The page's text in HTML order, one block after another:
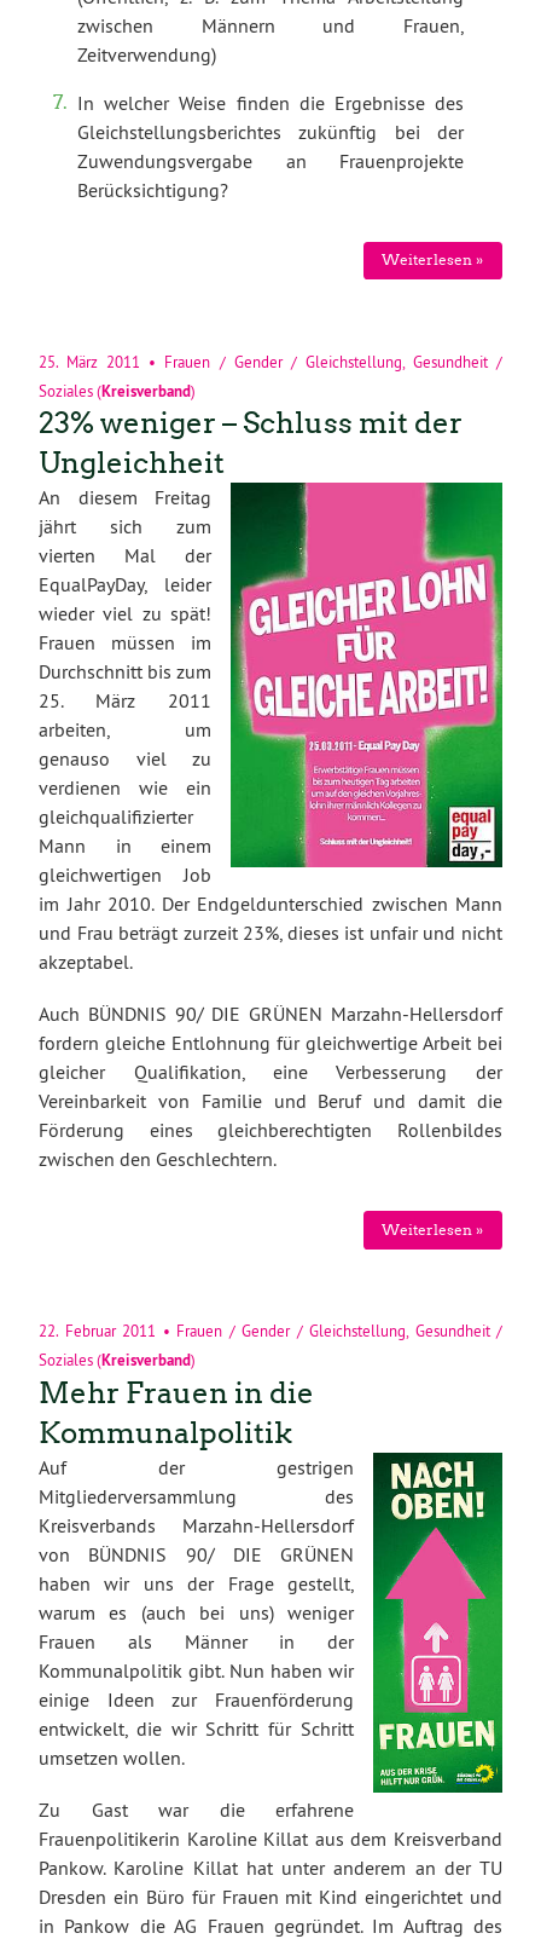
zwischen Männern und Frauen,
Zeitverwendung)
In welcher Weise finden die Ergebnisse des
Gleichstellungsberichtes zukünftig bei der
Zuwendungsvergabe an Frauenprojekte
Berücksichtigung?
Weiterlesen »
25. März 2011 • Frauen / Gender / Gleichstellung
Gesundheit /
Soziales(Kreisverband)
23% weniger – Schluss mit der
Ungleichheit
An diesem Freitag
jährt sich zum
vierten Mal der
EqualPayDay, leider
wieder viel zu spät!
Frauen müssen im
Durchschnitt bis zum
25. März 2011
arbeiten, um
genauso viel zu
verdienen wie ein
gleichqualifizierter
Mann in einem
gleichwertigen Job
im Jahr 2010. Der Endgeldunterschied zwischen Mann
und Frau beträgt zurzeit 23%, dieses ist unfair und nicht
akzeptabel.
Auch BÜNDNIS 90/ DIE GRÜNEN Marzahn-Hellersdorf
fordern gleiche Entlohnung für gleichwertige Arbeit bei
gleicher Qualifikation, eine Verbesserung der
Vereinbarkeit von Familie und Beruf und damit die
Förderung eines gleichberechtigten Rollenbildes
zwischen den Geschlechtern.
Weiterlesen »
22. Februar 2011 • Frauen / Gender / Gleichstellung Gesundheit /
Soziales(Kreisverband)
Mehr Frauen in die
Kommunalpolitik
Auf der gestrigen
Mitgliederversammlung des
Kreisverbands Marzahn-Hellersdorf
von BÜNDNIS 90/ DIE GRÜNEN
haben wir uns der Frage gestellt,
warum es (auch bei uns) weniger
Frauen als Männer in der
Kommunalpolitik gibt. Nun haben wir
einige Ideen zur Frauenförderung
entwickelt, die wir Schritt für Schritt
umsetzen wollen.
Zu Gast war die erfahrene
Frauenpolitikerin Karoline Killat aus dem Kreisverband
Pankow. Karoline Killat hat unter anderem an der TU
Dresden ein Büro für Frauen mit Kind eingerichtet und
in Pankow die AG Frauen gegründet. Im Auftrag des